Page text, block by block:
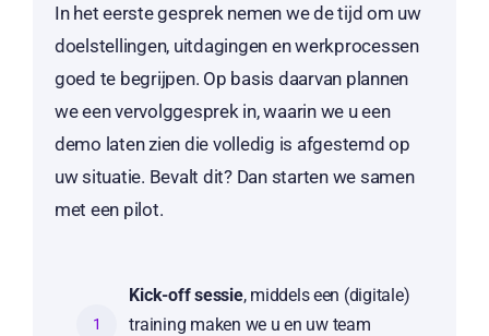
In het eerste gesprek nemen we de tijd om uw
doelstellingen, uitdagingen en werkprocessen
goed te begrijpen. Op basis daarvan plannen
we een vervolggesprek in, waarin we u een
demo laten zien die volledig is afgestemd op
uw situatie. Bevalt dit? Dan starten we samen
met een pilot.
1
Kick-off sessie, middels een (digitale)
training maken we u en uw team